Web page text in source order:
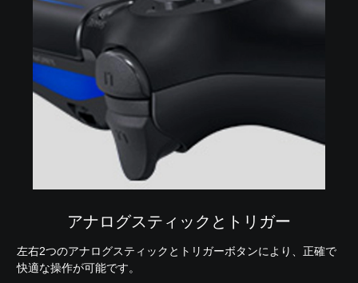
アナログスティックとトリガー
左右2つのアナログスティックとトリガーボタンにより、正確で
快適な操作が可能です。